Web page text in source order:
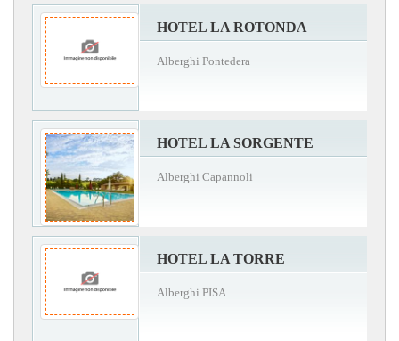
HOTEL LA ROTONDA
Alberghi Pontedera
HOTEL LA SORGENTE
Alberghi Capannoli
HOTEL LA TORRE
Alberghi PISA